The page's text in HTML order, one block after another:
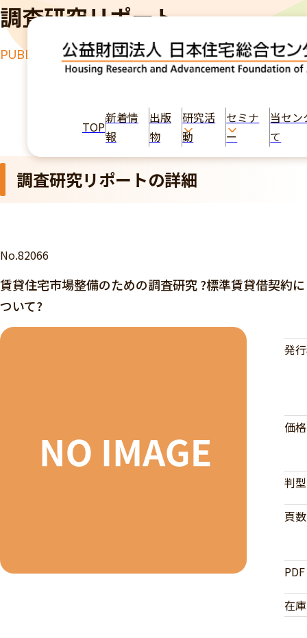
TOP
新着情
報
出版
物
研究活
動
セミナ
ー
当セン
て
調査研究リポート
PUBLICATION
調査研究リポートの詳細
No.82066
賃貸住宅市場整備のための調査研究 ?標準賃貸借契約に
ついて?
発
価
判型
頁数
PDF
在庫